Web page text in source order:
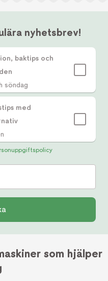
nyhetsbrev!
baktips och
söndag
med
som hjälper